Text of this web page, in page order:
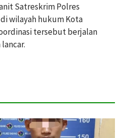
Satreskrim Polres
wilayah hukum Kota
tersebut berjalan